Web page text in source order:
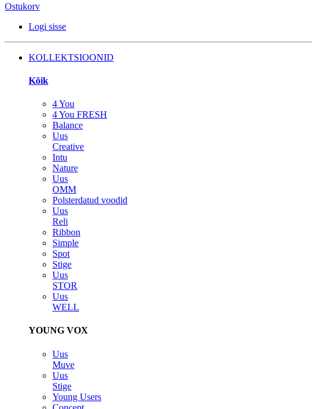
Ostukorv
Logi sisse
KOLLEKTSIOONID
Kõik
4 You
4 You FRESH
Balance
Uus
Creative
Intu
Nature
Uus
OMM
Polsterdatud voodid
Uus
Reli
Ribbon
Simple
Spot
Stige
Uus
STOR
Uus
WELL
YOUNG VOX
Uus
Muve
Uus
Stige
Young Users